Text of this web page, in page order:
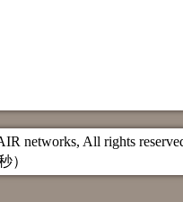
networks, All rights
）